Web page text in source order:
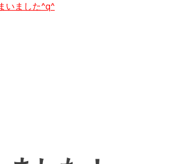
いました^q^